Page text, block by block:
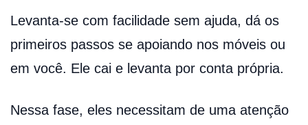
Levanta-se com facilidade sem ajuda, dá os
primeiros passos se apoiando nos móveis ou
em você. Ele cai e levanta por conta própria.
Nessa fase, eles necessitam de uma atenção